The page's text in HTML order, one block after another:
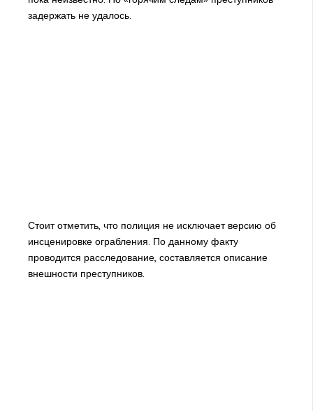
задержать не удалось.
Стоит отметить, что полиция не исключает версию об
инсценировке ограбления. По данному факту
проводится расследование, составляется описание
внешности преступников.